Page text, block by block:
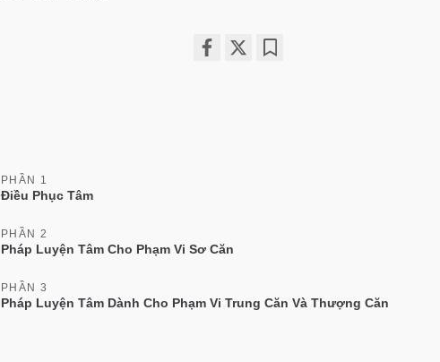
PHẦN 1
Điều Phục Tâm
PHẦN 2
Pháp Luyện Tâm Cho Phạm Vi Sơ Căn
PHẦN 3
Pháp Luyện Tâm Dành Cho Phạm Vi Trung Căn Và Thượng Căn